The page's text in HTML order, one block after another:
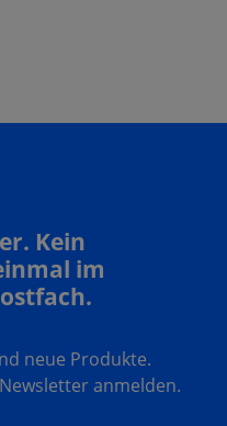
Kein
im
neue Produkte.
anmelden.